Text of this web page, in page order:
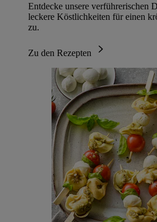
Entdecke unsere verführerischen
leckere Köstlichkeiten für einen
zu.
Zu den Rezepten